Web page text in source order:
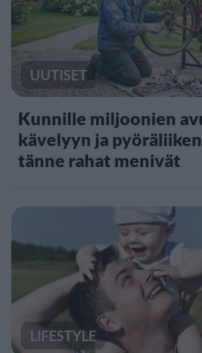
UUTISET
Kunnille miljoonien
kävelyyn ja
tänne rahat menivät
LIFESTYLE